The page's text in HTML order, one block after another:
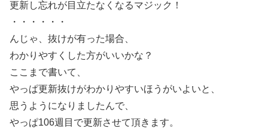
更新し忘れが目立たなくなるマジック！
・・・・・・
んじゃ、抜けが有った場合、
わかりやすくした方がいいかな？
ここまで書いて、
やっぱ更新抜けがわかりやすいほうがいよいと、
思うようになりましたんで、
やっぱ106週目で更新させて頂きます。